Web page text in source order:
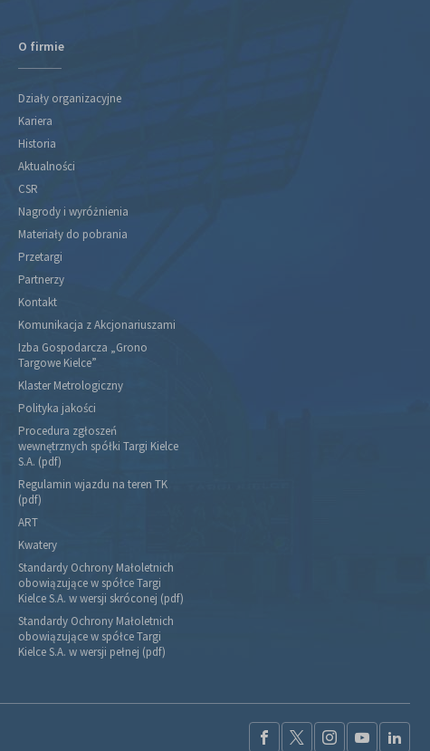
O firmie
Działy organizacyjne
Kariera
Historia
Aktualności
CSR
Nagrody i wyróżnienia
Materiały do pobrania
Przetargi
Partnerzy
Kontakt
Komunikacja z Akcjonariuszami
Izba Gospodarcza „Grono
Targowe Kielce”
Klaster Metrologiczny
Polityka jakości
Procedura zgłoszeń
wewnętrznych spółki Targi Kielce
S.A. (pdf)
Regulamin wjazdu na teren TK
(pdf)
ART
Kwatery
Standardy Ochrony Małoletnich
obowiązujące w spółce Targi
Kielce S.A. w wersji skróconej (pdf)
Standardy Ochrony Małoletnich
obowiązujące w spółce Targi
Kielce S.A. w wersji pełnej (pdf)